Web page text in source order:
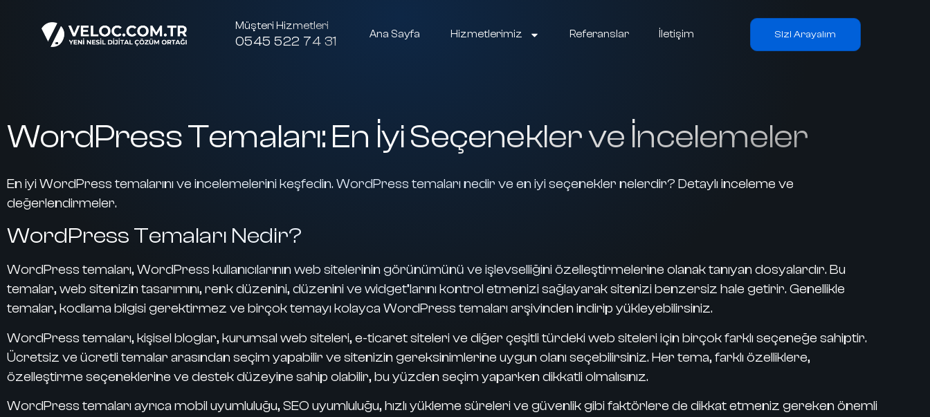
Müşteri Hizmetleri
0545 522 74 31 Ana Sayfa Hizmetlerimiz Referanslar İletişim Sizi Arayalım
WordPress Temaları: En İyi Seçenekler ve İncelemeler
En iyi WordPress temalarını ve incelemelerini keşfedin. WordPress temaları nedir ve en iyi seçenekler nelerdir? Detaylı inceleme ve
değerlendirmeler.
WordPress Temaları Nedir?
WordPress temaları, WordPress kullanıcılarının web sitelerinin görünümünü ve işlevselliğini özelleştirmelerine olanak tanıyan dosyalardır. Bu
temalar, web sitenizin tasarımını, renk düzenini, düzenini ve widget’larını kontrol etmenizi sağlayarak sitenizi benzersiz hale getirir. Genellikle
temalar, kodlama bilgisi gerektirmez ve birçok temayı kolayca WordPress temaları arşivinden indirip yükleyebilirsiniz.
WordPress temaları, kişisel bloglar, kurumsal web siteleri, e-ticaret siteleri ve diğer çeşitli türdeki web siteleri için birçok farklı seçeneğe sahiptir.
Ücretsiz ve ücretli temalar arasından seçim yapabilir ve sitenizin gereksinimlerine uygun olanı seçebilirsiniz. Her tema, farklı özelliklere,
özelleştirme seçeneklerine ve destek düzeyine sahip olabilir, bu yüzden seçim yaparken dikkatli olmalısınız.
WordPress temaları ayrıca mobil uyumluluğu, SEO uyumluluğu, hızlı yükleme süreleri ve güvenlik gibi faktörlere de dikkat etmeniz gereken önemli